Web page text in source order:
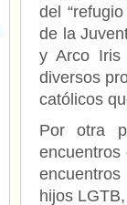
del
de la
y Arco Iris
diversos
católicos
Por otra
encuentros
hijos